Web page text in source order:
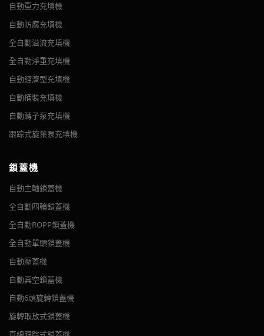
自動重力充填機
自動防腐充填機
全自動溢流充填機
全自動淨重充填機
自動經濟型充填機
自動桶裝充填機
自動轉子泵充填機
跟踪式旋葉泵充填機
鎖蓋機
自動主軸鎖蓋機
全自動四輪鎖蓋機
全自動ROPP鎖蓋機
全自動單頭鎖蓋機
自動壓蓋機
自動真空鎖蓋機
自動6頭旋轉鎖蓋機
旋轉取放式鎖蓋機